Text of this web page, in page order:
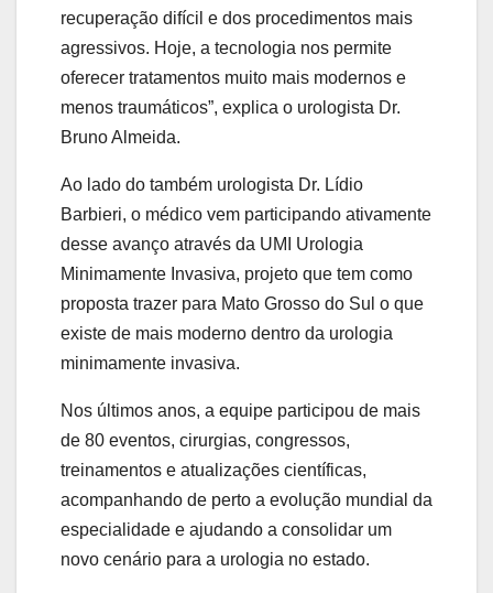
recuperação difícil e dos procedimentos mais
agressivos. Hoje, a tecnologia nos permite
oferecer tratamentos muito mais modernos e
menos traumáticos”, explica o urologista Dr.
Bruno Almeida.
Ao lado do também urologista Dr. Lídio
Barbieri, o médico vem participando ativamente
desse avanço através da UMI Urologia
Minimamente Invasiva, projeto que tem como
proposta trazer para Mato Grosso do Sul o que
existe de mais moderno dentro da urologia
minimamente invasiva.
Nos últimos anos, a equipe participou de mais
de 80 eventos, cirurgias, congressos,
treinamentos e atualizações científicas,
acompanhando de perto a evolução mundial da
especialidade e ajudando a consolidar um
novo cenário para a urologia no estado.